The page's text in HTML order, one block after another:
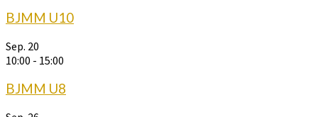
BJMM U10
Sep. 20
10:00 - 15:00
BJMM U8